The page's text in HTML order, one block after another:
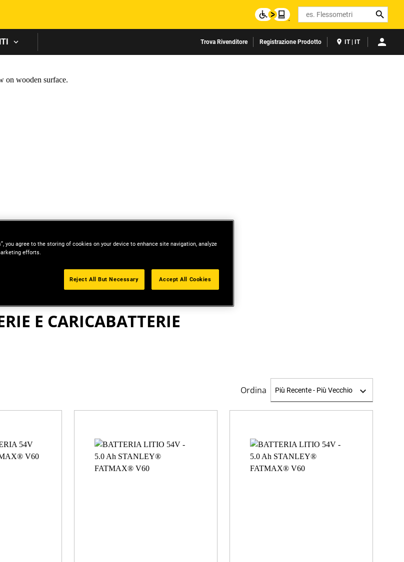
Search
Trova Rivenditore Registrazione Prodotto IT | IT
E CARICABATTERIE
Ordina
you agree to the storing of cookies on your device to enhance site navigation, analyze
efforts.
Reject All But Necessary Accept All Cookies